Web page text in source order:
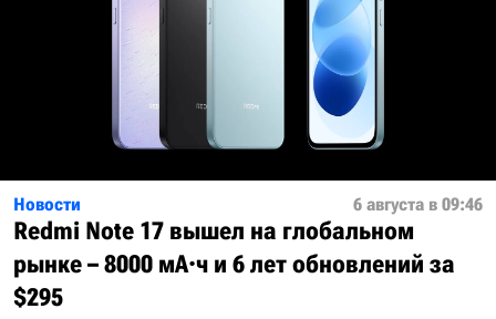
Новости 6 августа в 09:46
Redmi Note 17 вышел на глобальном
рынке – 8000 мА·ч и 6 лет обновлений за
$295